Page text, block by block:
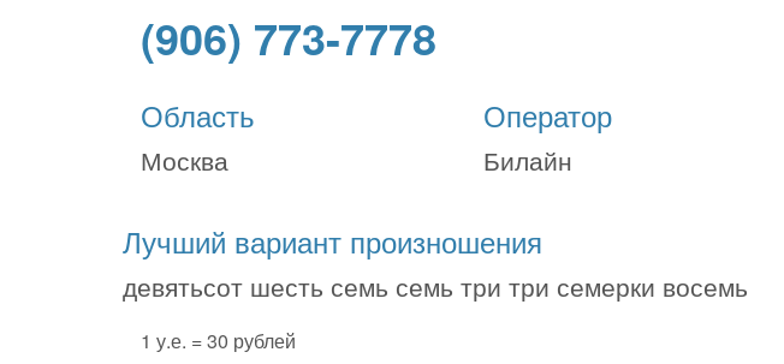
(906) 773-7778
Область
Москва
Оператор
Билайн
Лучший вариант произношения
девятьсот шесть семь семь три три семерки восемь
1 у.е. = 30 рублей